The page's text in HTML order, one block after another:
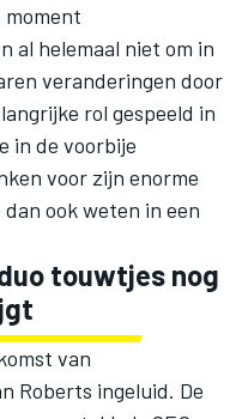
moment
al helemaal niet om in
veranderingen door
rol gespeeld in
in de voorbije
voor zijn enorme
ook weten in een
touwtjes nog
van
Roberts ingeluid. De